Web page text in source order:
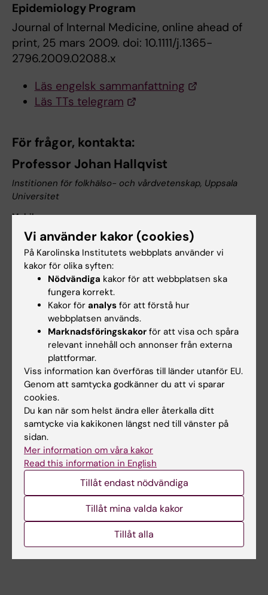
Epidemiology Program
Journal of Internal Medicine, online ahead of
print, 25 mars 2009. doi: 10.1111/j.1365-
2796.2009.02088.x
Läs engelsk sammanfattning
Läs TTs telegram
För frågor, kontakta:
Professor Johan Hallqvist
Institionen för folkhälso- och vårdvetenskap, Uppsala
Universitet
Mobil:
E-post:
johan.hallqvist@pubcare.uu.se
johan.hallqvist@ki.se
Professor Anders Ahlbom
08 524 874 70
Mobil:
070-324 74 70
E-post:
Anders.ahlbom@ki.se
Uppdaterad av:
2013-11-26
Vi använder kakor (cookies)
På Karolinska Institutets webbplats använder vi
kakor för olika syften:
Nödvändiga kakor för att webbplatsen ska
fungera korrekt.
Kakor för analys för att förstå hur
webbplatsen används.
Marknadsföringskakor för att visa och spåra
relevant innehåll och annonser från externa
plattformar.
Viss information kan överföras till länder utanför EU.
Genom att samtycka godkänner du att vi sparar
cookies.
Du kan när som helst ändra eller återkalla ditt
samtycke via kakikonen längst ned till vänster på
sidan.
Mer information om våra kakor
Read this information in English
Tillåt endast nödvändiga
Tillåt mina valda kakor
Tillåt alla